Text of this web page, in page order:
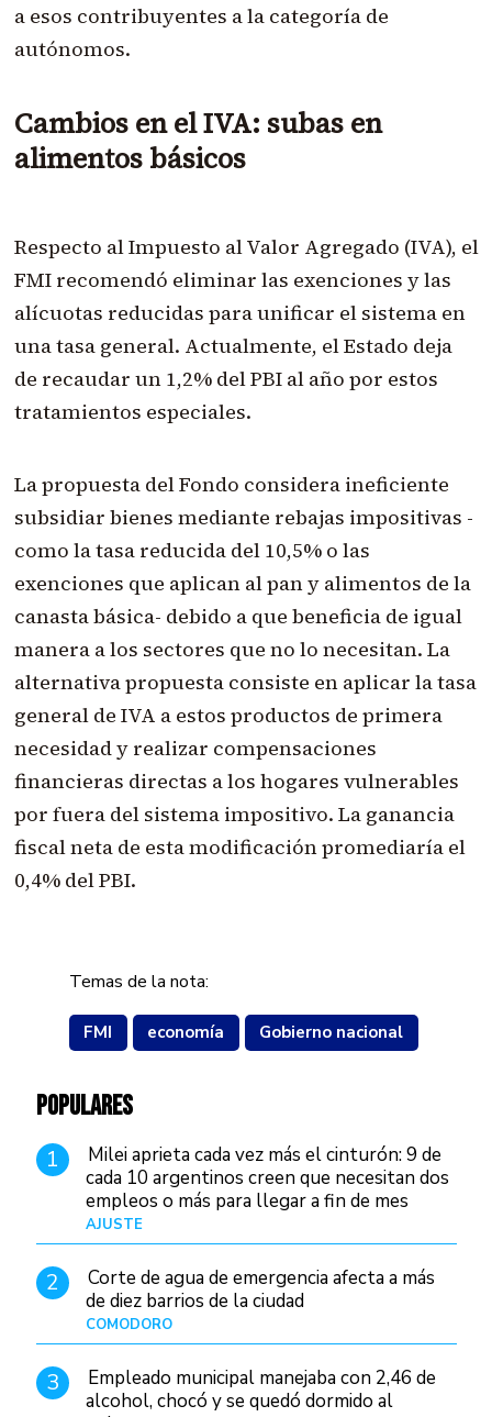
a esos contribuyentes a la categoría de
autónomos.
Cambios en el IVA: subas en
alimentos básicos
Respecto al Impuesto al Valor Agregado (IVA), el
FMI recomendó eliminar las exenciones y las
alícuotas reducidas para unificar el sistema en
una tasa general. Actualmente, el Estado deja
de recaudar un 1,2% del PBI al año por estos
tratamientos especiales.
La propuesta del Fondo considera ineficiente
subsidiar bienes mediante rebajas impositivas -
como la tasa reducida del 10,5% o las
exenciones que aplican al pan y alimentos de la
canasta básica- debido a que beneficia de igual
manera a los sectores que no lo necesitan. La
alternativa propuesta consiste en aplicar la tasa
general de IVA a estos productos de primera
necesidad y realizar compensaciones
financieras directas a los hogares vulnerables
por fuera del sistema impositivo. La ganancia
fiscal neta de esta modificación promediaría el
0,4% del PBI.
Temas de la nota:
FMI economía Gobierno nacional
POPULARES
1
Milei aprieta cada vez más el cinturón: 9 de
cada 10 argentinos creen que necesitan dos
empleos o más para llegar a fin de mes
AJUSTE
2
Corte de agua de emergencia afecta a más
de diez barrios de la ciudad
COMODORO
3
Empleado municipal manejaba con 2,46 de
alcohol, chocó y se quedó dormido al